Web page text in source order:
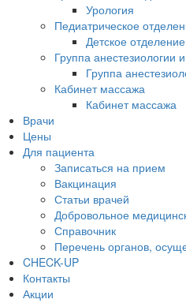
Урология
Педиатрическое
Детское отделение
Группа анестезиологии
Группа
Кабинет массажа
Кабинет массажа
Врачи
Цены
Для пациента
Записаться на прием
Вакцинация
Статьи врачей
Добровольное
Справочник
Перечень органов,
CHECK-UP
Контакты
Акции